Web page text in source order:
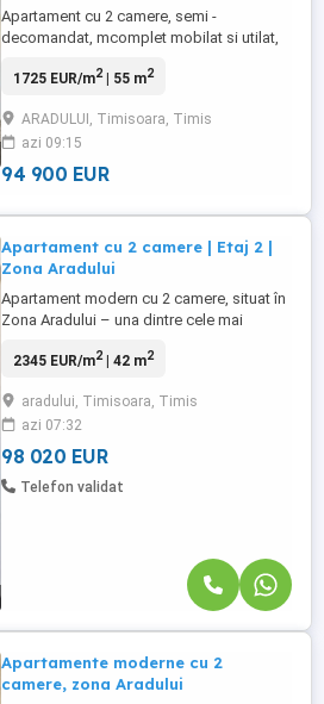
Apartament cu 2 camere, semi -
decomandat, mcomplet mobilat si utilat,
55 mp, etajul 4 din 5 bloc anvelopat
bucătărie mare pătrată, cămară cu rafturi,
baie cu geam, balcon închis și 2 camere
spațioase. Se vinde complet mobilat ...
1725 EUR/m2| 55 m2
ARADULUI, Timisoara, Timis
azi 09:15
94 900 EUR
Apartament cu 2 camere | Etaj 2 |
Zona Aradului
Apartament modern cu 2 camere, situat în
Zona Aradului – una dintre cele mai
Proprietatea este amplasată într-un imobil
compartimentare eficientă, finisaje de
actualitate și confort sporit. ~ Este
alegerea ideală atât pentru ...
2345 EUR/m2| 42 m2
aradului, Timisoara, Timis
azi 07:32
98 020 EUR
Telefon validat
Apartamente moderne cu 2
camere, zona Aradului